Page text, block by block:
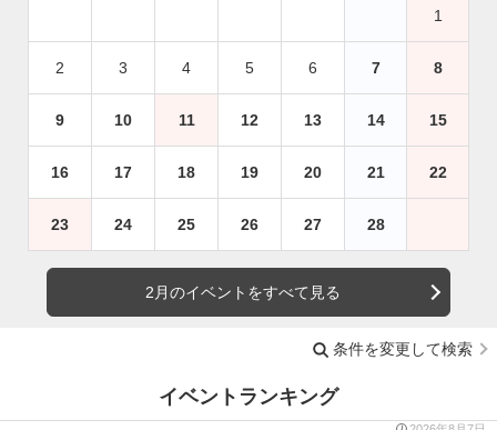
1
2 3 4 5 6 7 8
9 10 11 12 13 14 15
16 17 18 19 20 21 22
23 24 25 26 27 28
2月のイベントをすべて見る
条件を変更して検索
イベントランキング